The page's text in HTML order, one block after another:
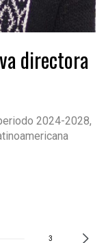
directora
2024-2028,
3